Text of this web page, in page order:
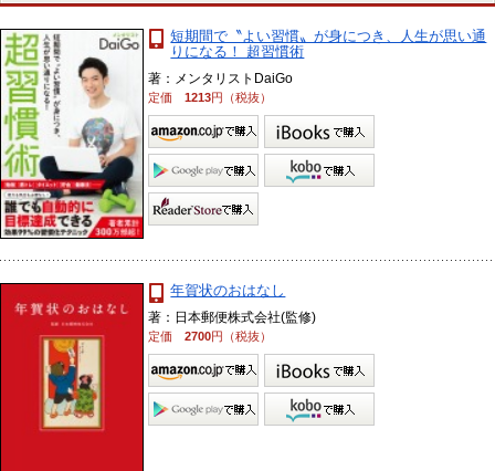
短期間で〝よい習慣〟が身につき、人生が思い通
りになる！ 超習慣術
著：メンタリストDaiGo
定価1213円（税抜）
年賀状のおはなし
著：日本郵便株式会社(監修)
定価2700円（税抜）